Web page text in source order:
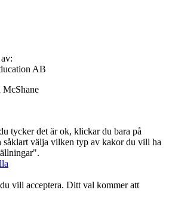
AB
tycker det är ok, klickar du bara på
välja vilken typ av kakor du vill ha
vill acceptera. Ditt val kommer att